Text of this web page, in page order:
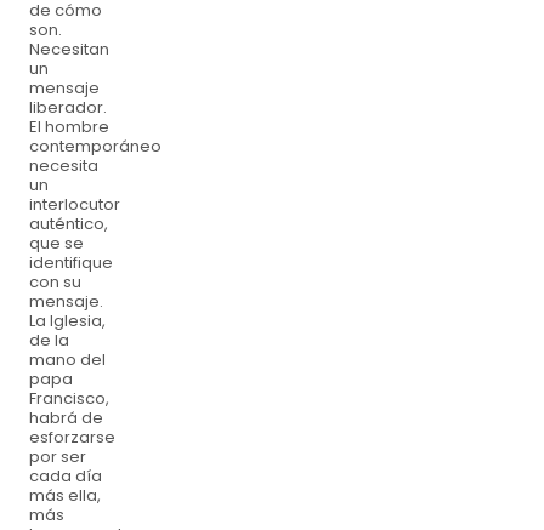
de cómo
son.
Necesitan
un
mensaje
liberador.
El hombre
contemporáneo
necesita
un
interlocutor
auténtico,
que se
identifique
con su
mensaje.
La Iglesia,
de la
mano del
papa
Francisco,
habrá de
esforzarse
por ser
cada día
más ella,
más